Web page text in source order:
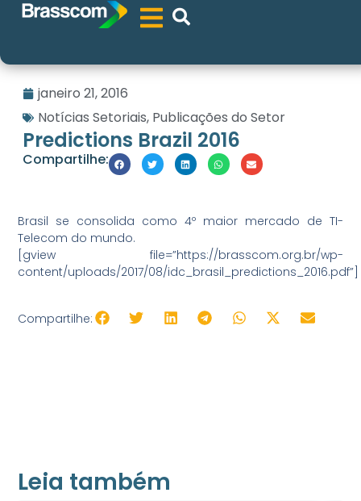
janeiro 21, 2016
Notícias Setoriais, Publicações do Setor
Predictions Brazil 2016
Compartilhe:
Brasil se consolida como 4º maior mercado de TI-
Telecom do mundo.
[gview file=”https://brasscom.org.br/wp-
content/uploads/2017/08/idc_brasil_predictions_2016.pdf”]
Compartilhe:
Leia também